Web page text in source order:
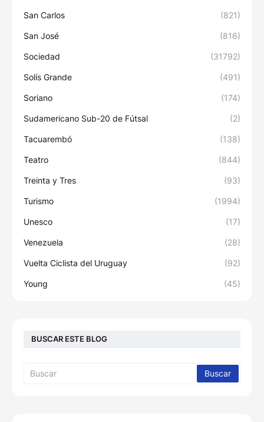
San Carlos (821)
San José (816)
Sociedad (31792)
Solís Grande (491)
Soriano (174)
Sudamericano Sub-20 de Fútsal (2)
Tacuarembó (138)
Teatro (844)
Treinta y Tres (93)
Turismo (1994)
Unesco (17)
Venezuela (28)
Vuelta Ciclista del Uruguay (92)
Young (45)
BUSCAR ESTE BLOG